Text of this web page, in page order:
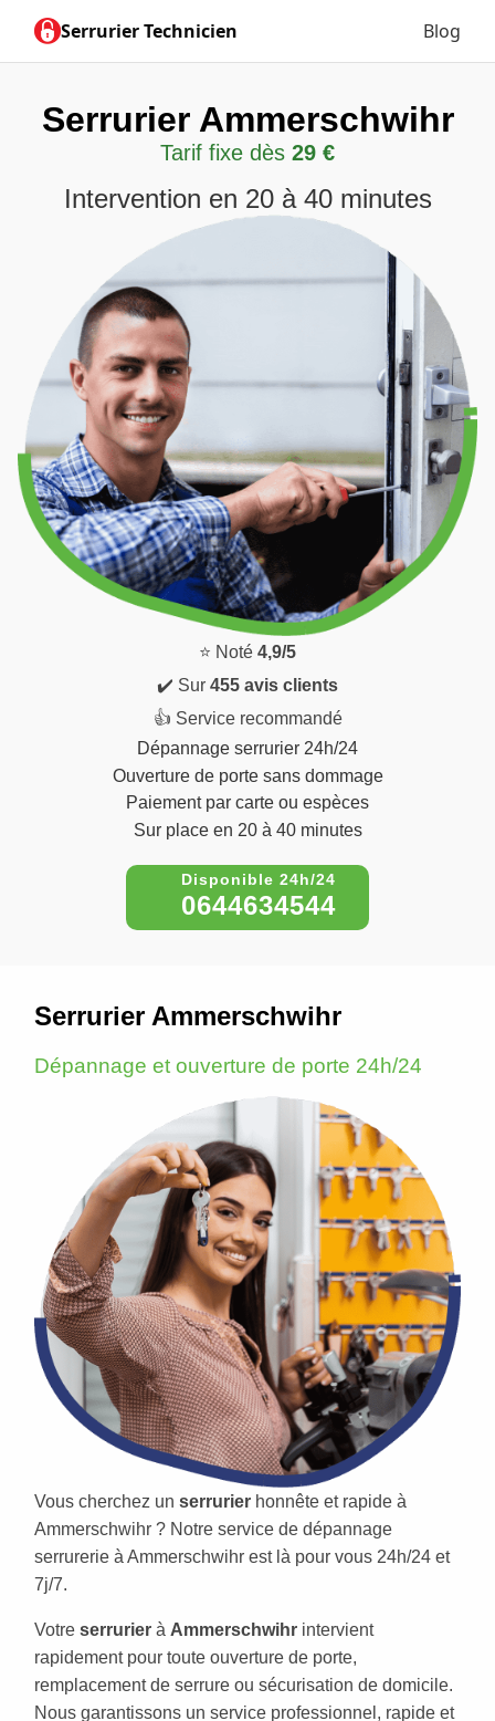
Serrurier Technicien Blog
Serrurier Ammerschwihr
Tarif fixe dès 29 €
Intervention en 20 à 40 minutes
⭐ Noté 4,9/5
✔️ Sur 455 avis clients
👍 Service recommandé
Dépannage serrurier 24h/24
Ouverture de porte sans dommage
Paiement par carte ou espèces
Sur place en 20 à 40 minutes
0644634544
Serrurier Ammerschwihr
Dépannage et ouverture de porte 24h/24
Vous cherchez un serrurier honnête et rapide à
Ammerschwihr ? Notre service de dépannage
serrurerie à Ammerschwihr est là pour vous 24h/24 et
7j/7.
Votre serrurier à Ammerschwihr intervient
rapidement pour toute ouverture de porte,
remplacement de serrure ou sécurisation de domicile.
Nous garantissons un service professionnel, rapide et